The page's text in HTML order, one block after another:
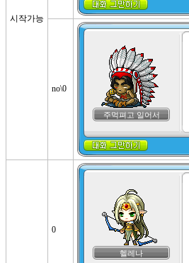
시작가능
no\0
주먹펴고 일어서
0
헬레나